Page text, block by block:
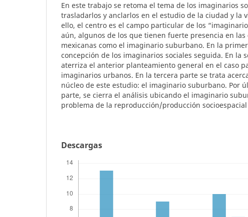
En este trabajo se retoma el tema de los imaginarios
trasladarlos y anclarlos en el estudio de la ciudad y la
ello, el centro es el campo particular de los
aún, algunos de los que tienen fuerte presencia en las
mexicanas como el imaginario suburbano. En la
concepción de los imaginarios sociales seguida. En la
aterriza el anterior planteamiento general en el caso
imaginarios urbanos. En la tercera parte se trata
núcleo de este estudio: el imaginario suburbano. Por
parte, se cierra el análisis ubicando el imaginario
problema de la reproducción/producción
Descargas